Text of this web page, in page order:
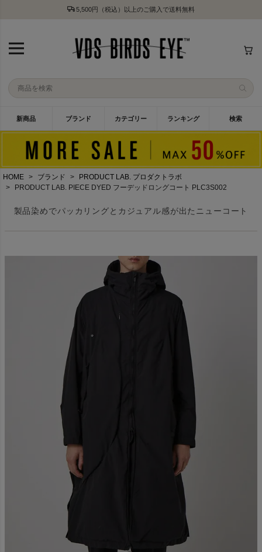
5,500円（税込）以上のご購入で送料無料
新商品 ブランド カテゴリー ランキング 検索
HOME ブランド
PRODUCT LAB. プロダクトラボ
PRODUCT LAB. PIECE DYED フーデッドロングコート PLC3S002
製品染めでパッカリングとカジュアル感が出たニューコート